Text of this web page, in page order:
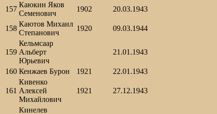
157
Каюкин Яков
Семенович
1902 20.03.1943
158
Каютов Михаил
Степанович
1920 09.03.1944
159
Кельмсаар
Альберт
Юрьевич
21.01.1943
160 Кенжаев Бурон 1921 22.01.1943
161
Кивенко
Алексей
Михайлович
1921 27.12.1943
Кинелев